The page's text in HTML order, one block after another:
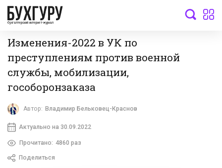
бухгалтерский интернет-журнал
Изменения-2022 в УК по
преступлениям против военной
службы, мобилизации,
гособоронзаказа
Автор: Владимир Бельковец-Краснов
Актуально на 30.09.2022
Прочитано: 4860 раз
Поделиться